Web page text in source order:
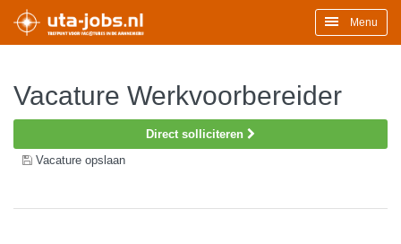
Menu
Vacature Werkvoorbereider
Direct solliciteren
Vacature opslaan